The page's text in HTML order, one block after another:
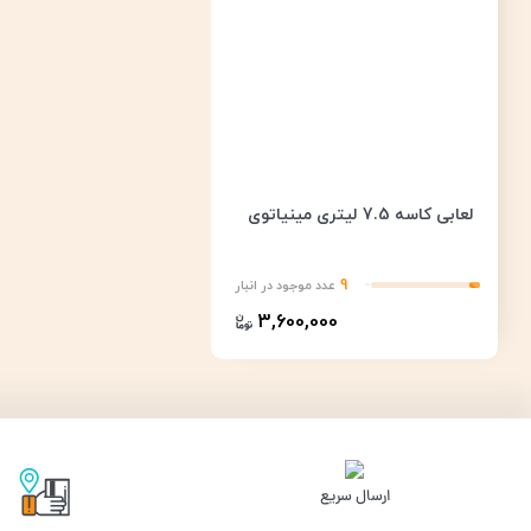
9 عدد موجود در انبار
لعابی کاسه 7.5 لیتری مینیاتوی
3,600,000
ارسال سریع